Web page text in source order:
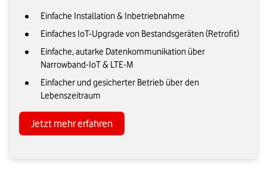
Einfache Installation & Inbetriebnahme
Einfaches IoT-Upgrade von Bestandsgeräten (Retrofit)
Einfache, autarke Datenkommunikation über
Narrowband-IoT & LTE-M
Einfacher und gesicherter Betrieb über den
Lebenszeitraum
Jetzt mehr erfahren